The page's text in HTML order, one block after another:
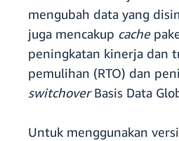
mengubah data yang
juga mencakup cache
peningkatan kinerja dan
pemulihan (RTO) dan
switchoverBasis Data
Untuk menggunakan